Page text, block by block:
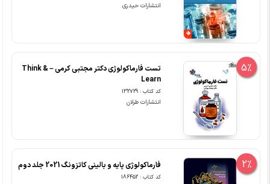
انتشارات حیدری
5%
تست فارماکولوژی دکتر مجتبی کرمی – Think &
Learn
کد کتاب : 132729
انتشارات طرلان
2% فارماکولوژی پایه و بالینی کاتزونگ 2021 جلد دوم
کد کتاب : 186452